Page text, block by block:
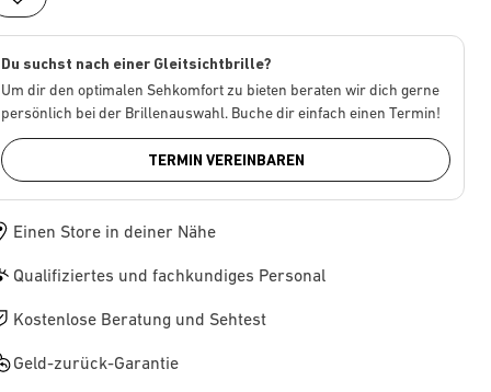
Du suchst nach einer Gleitsichtbrille?
Um dir den optimalen Sehkomfort zu bieten beraten wir dich gerne
persönlich bei der Brillenauswahl. Buche dir einfach einen Termin!
TERMIN VEREINBAREN
Einen Store in deiner Nähe
Qualifiziertes und fachkundiges Personal
Kostenlose Beratung und Sehtest
Geld-zurück-Garantie